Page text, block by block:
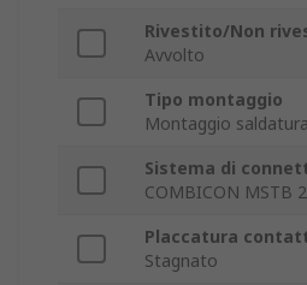
Rivestito/Non
Avvolto
Tipo montaggio
Montaggio
Sistema di
COMBICON MSTB
Placcatura
Stagnato